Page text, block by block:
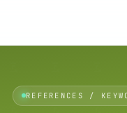
REFERENCES /